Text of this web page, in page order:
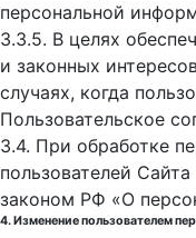
персональной
3.3.5. В целях
и законных
случаях, когда
Пользовательское
3.4. При обработке
пользователей
законом РФ «О
4. Изменение пользователем